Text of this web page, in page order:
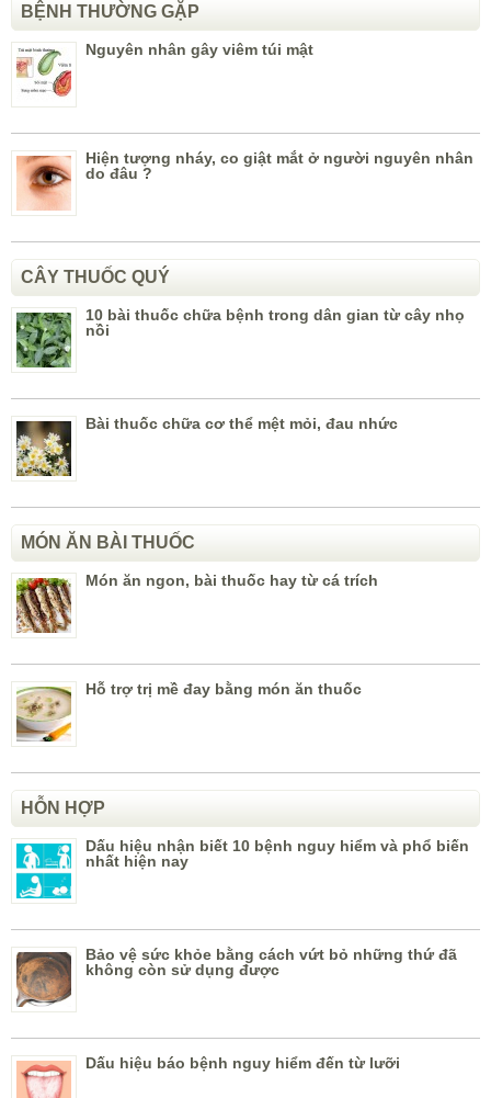
BỆNH THƯỜNG GẶP
Nguyên nhân gây viêm túi mật
Hiện tượng nháy, co giật mắt ở người nguyên nhân
do đâu ?
CÂY THUỐC QUÝ
10 bài thuốc chữa bệnh trong dân gian từ cây nhọ
nồi
Bài thuốc chữa cơ thể mệt mỏi, đau nhức
MÓN ĂN BÀI THUỐC
Món ăn ngon, bài thuốc hay từ cá trích
Hỗ trợ trị mề đay bằng món ăn thuốc
HỖN HỢP
Dấu hiệu nhận biết 10 bệnh nguy hiểm và phổ biến
nhất hiện nay
Bảo vệ sức khỏe bằng cách vứt bỏ những thứ đã
không còn sử dụng được
Dấu hiệu báo bệnh nguy hiểm đến từ lưỡi